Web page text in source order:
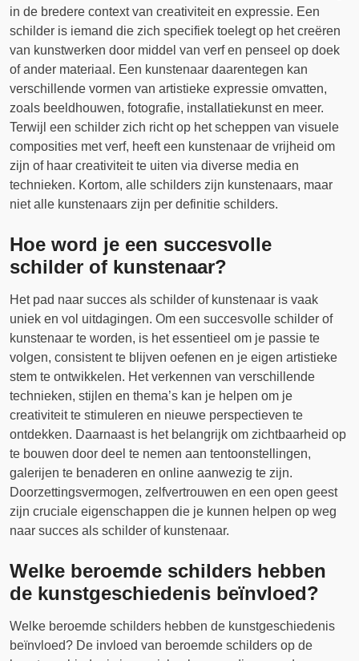
in de bredere context van creativiteit en expressie. Een
schilder is iemand die zich specifiek toelegt op het creëren
van kunstwerken door middel van verf en penseel op doek
of ander materiaal. Een kunstenaar daarentegen kan
verschillende vormen van artistieke expressie omvatten,
zoals beeldhouwen, fotografie, installatiekunst en meer.
Terwijl een schilder zich richt op het scheppen van visuele
composities met verf, heeft een kunstenaar de vrijheid om
zijn of haar creativiteit te uiten via diverse media en
technieken. Kortom, alle schilders zijn kunstenaars, maar
niet alle kunstenaars zijn per definitie schilders.
Hoe word je een succesvolle
schilder of kunstenaar?
Het pad naar succes als schilder of kunstenaar is vaak
uniek en vol uitdagingen. Om een succesvolle schilder of
kunstenaar te worden, is het essentieel om je passie te
volgen, consistent te blijven oefenen en je eigen artistieke
stem te ontwikkelen. Het verkennen van verschillende
technieken, stijlen en thema’s kan je helpen om je
creativiteit te stimuleren en nieuwe perspectieven te
ontdekken. Daarnaast is het belangrijk om zichtbaarheid op
te bouwen door deel te nemen aan tentoonstellingen,
galerijen te benaderen en online aanwezig te zijn.
Doorzettingsvermogen, zelfvertrouwen en een open geest
zijn cruciale eigenschappen die je kunnen helpen op weg
naar succes als schilder of kunstenaar.
Welke beroemde schilders hebben
de kunstgeschiedenis beïnvloed?
Welke beroemde schilders hebben de kunstgeschiedenis
beïnvloed? De invloed van beroemde schilders op de